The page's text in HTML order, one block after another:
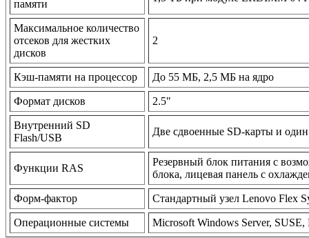
памяти
Максимальное количество
отсеков для жестких
дисков
2
Кэш-памяти на процессор До 55 МБ, 2,5 МБ на ядро
Формат дисков 2.5"
Внутренний SD
Flash/USB
Две сдвоенные SD-карты и
Функции RAS
Резервный блок питания с
блока, лицевая панель с
Форм-фактор Стандартный узел Lenovo Flex
Операционные системы Microsoft Windows Server,